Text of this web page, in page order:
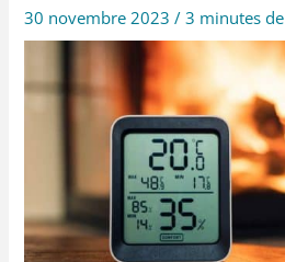
30 novembre 2023/3 minutes